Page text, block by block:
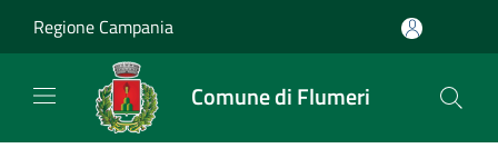
Regione Campania
Comune di Flumeri